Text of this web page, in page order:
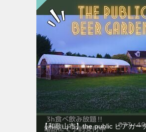
【和歌山市】the public ビアガー